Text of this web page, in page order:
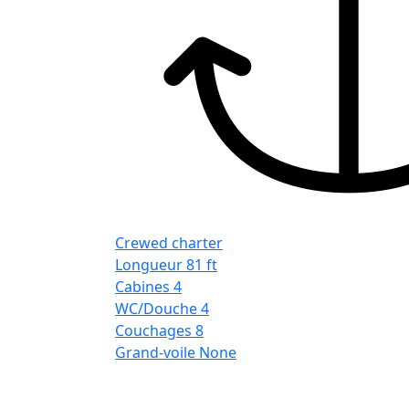
Crewed charter
Longueur81 ft
Cabines 4
WC/Douche4
Couchages 8
Grand-voile None